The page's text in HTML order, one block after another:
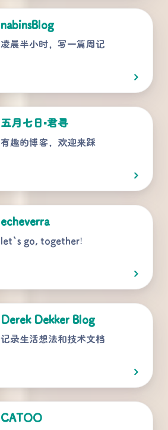
nabinsBlog
凌晨半小时，写一篇周记
五月七日▪君寻
有趣的博客，欢迎来踩
echeverra
let`s go, together!
Derek Dekker Blog
记录生活想法和技术文档
CATOO